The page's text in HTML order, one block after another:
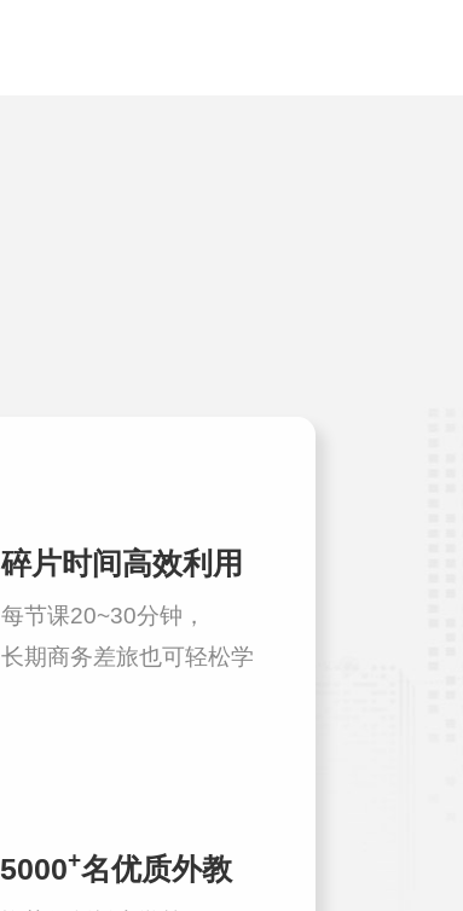
碎片时间高效利用
每节课20~30分钟，
长期商务差旅也可轻松学
5000+名优质外教